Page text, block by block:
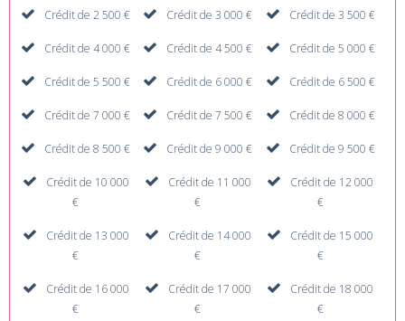
Crédit de 2 500 € Crédit de 3 000 € Crédit de 3 500 €
Crédit de 4 000 € Crédit de 4 500 € Crédit de 5 000 €
Crédit de 5 500 € Crédit de 6 000 € Crédit de 6 500 €
Crédit de 7 000 € Crédit de 7 500 € Crédit de 8 000 €
Crédit de 8 500 € Crédit de 9 000 € Crédit de 9 500 €
Crédit de 10 000
€
Crédit de 11 000
€
Crédit de 12 000
€
Crédit de 13 000
€
Crédit de 14 000
€
Crédit de 15 000
€
Crédit de 16 000
€
Crédit de 17 000
€
Crédit de 18 000
€